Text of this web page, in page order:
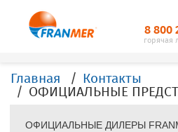
8 800
горячая
Главная
Контакты
ОФИЦИАЛЬНЫЕ ДИЛЕРЫ